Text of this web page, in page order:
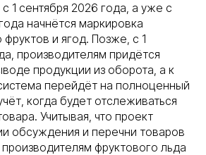
1 сентября 2026 года, а уже с
начнётся маркировка
и ягод. Позже, с 1
производителям придётся
продукции из оборота, а к
перейдёт на полноценный
когда будет отслеживаться
Учитывая, что проект
обсуждения и перечни товаров
производителям фруктового льда